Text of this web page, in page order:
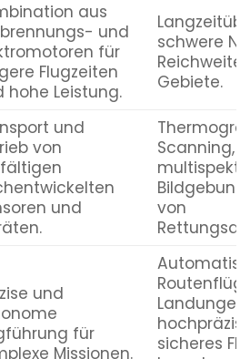
aus
und
für
Flugzeiten
hohe Leistung.
schwere
Reichweite
Gebiete.
und
von
und
Scanning,
von
und
für
Missionen.
Landungen,
sicheres